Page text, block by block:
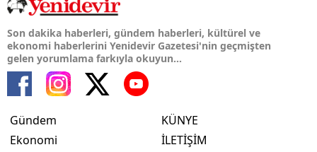
Son dakika haberleri, gündem haberleri, kültürel ve
ekonomi haberlerini Yenidevir Gazetesi'nin geçmişten
gelen yorumlama farkıyla okuyun...
Gündem
Ekonomi
KÜNYE
İLETİŞİM